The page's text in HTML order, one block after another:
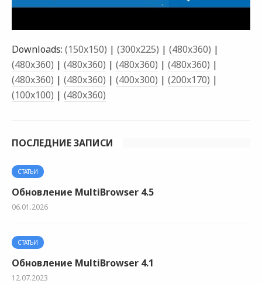
Downloads: (150x150) | (300x225) | (480x360) |
(480x360) | (480x360) | (480x360) | (480x360) |
(480x360) | (480x360) | (400x300) | (200x170) |
(100x100) | (480x360)
ПОСЛЕДНИЕ ЗАПИСИ
СТАТЬИ
Обновление MultiBrowser 4.5
06.01.2026
СТАТЬИ
Обновление MultiBrowser 4.1
12.07.2023